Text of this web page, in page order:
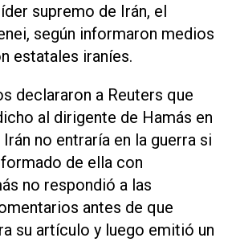
supremo de Irán, el
según informaron medios
estatales iraníes.
declararon a Reuters que
al dirigente de Hamás en
no entraría en la guerra si
de ella con
no respondió a las
antes de que
su artículo y luego emitió un